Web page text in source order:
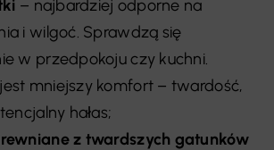
– najbardziej odporne na
i wilgoć. Sprawdzą się
w przedpokoju czy kuchni.
mniejszy komfort – twardość,
hałas;
z twardszych gatunków